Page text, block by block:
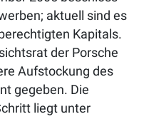
aktuell sind es
Kapitals.
der Porsche
Aufstockung des
gegeben. Die
liegt unter